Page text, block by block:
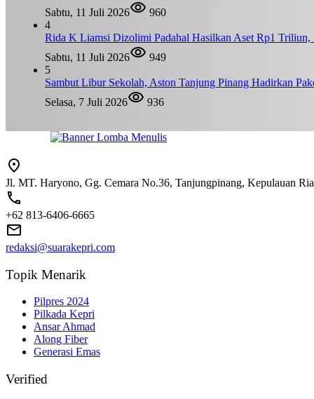
Sabtu, 11 Juli 2026
960
4
Rida K Liamsi Dizolimi Padahal Hasilkan Aset Rp1 Triliun,
Sabtu, 11 Juli 2026
949
5
Sambut Libur Sekolah, Aston Tanjung Pinang Hadirkan
Selasa, 7 Juli 2026
936
Jl. MT. Haryono, Gg. Cemara No.36, Tanjungpinang, Kepulauan
+62 813-6406-6665
redaksi@suarakepri.com
Topik Menarik
Pilpres 2024
Pilkada Kepri
Ansar Ahmad
Along Fiber
Generasi Emas
Verified